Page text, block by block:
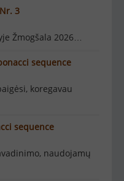
3
Žmogšala 2026…
sequence
koregavau
sequence
naudojamų